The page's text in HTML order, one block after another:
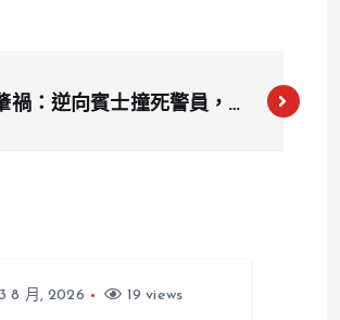
禍：逆向賓士撞死警員，目
3 8 月, 2026 19 views